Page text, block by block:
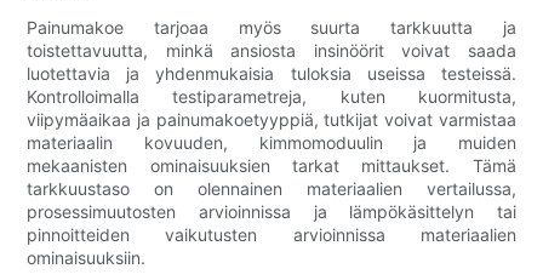
Painumakoe tarjoaa myös suurta tarkkuutta ja
toistettavuutta, minkä ansiosta insinöörit voivat saada
luotettavia ja yhdenmukaisia ​​tuloksia useissa testeissä.
Kontrolloimalla testiparametreja, kuten kuormitusta,
viipymäaikaa ja painumakoetyyppiä, tutkijat voivat varmistaa
materiaalin kovuuden, kimmomoduulin ja muiden
mekaanisten ominaisuuksien tarkat mittaukset. Tämä
tarkkuustaso on olennainen materiaalien vertailussa,
prosessimuutosten arvioinnissa ja lämpökäsittelyn tai
pinnoitteiden vaikutusten arvioinnissa materiaalien
ominaisuuksiin.